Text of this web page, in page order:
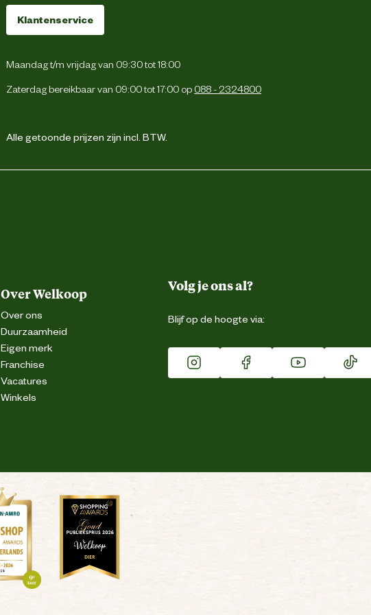
Klantenservice
Maandag t/m vrijdag van 09:30 tot 18:00
Zaterdag bereikbaar van 09:00 tot 17:00 op 088 - 2324800
Alle getoonde prijzen zijn incl. BTW.
Over Welkoop
Over ons
Duurzaamheid
Eigen merk
Franchise
Vacatures
Winkels
Volg je ons al?
Blijf op de hoogte via: